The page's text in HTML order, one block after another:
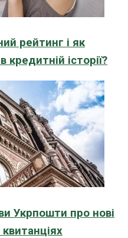
рейтинг і як
історії?
Укрпошти про нові